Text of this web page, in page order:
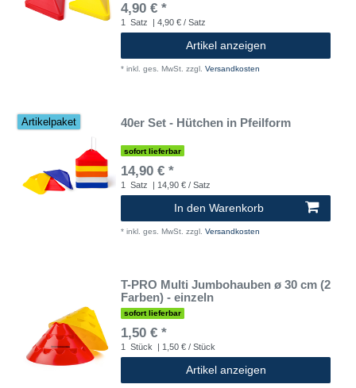
4,90 € *
1 Satz | 4,90 € / Satz
Artikel anzeigen
* inkl. ges. MwSt. zzgl. Versandkosten
Artikelpaket 40er Set - Hütchen in Pfeilform
sofort lieferbar
14,90 € *
1 Satz | 14,90 € / Satz
In den Warenkorb
* inkl. ges. MwSt. zzgl. Versandkosten
T-PRO Multi Jumbohauben ø 30 cm (2
Farben) - einzeln
sofort lieferbar
1,50 € *
1 Stück | 1,50 € / Stück
Artikel anzeigen